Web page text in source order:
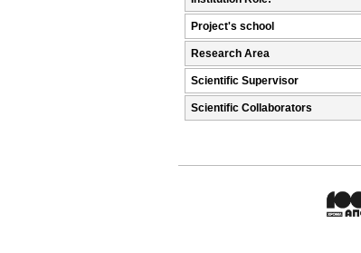
Project's school
Research Area
Scientific Supervisor
Scientific Collaborators